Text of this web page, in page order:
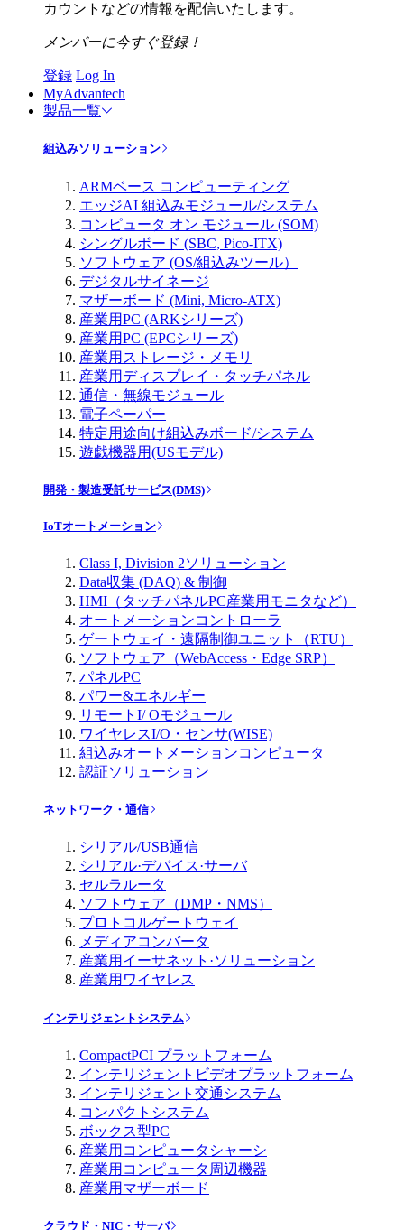
カウントなどの情報を配信いたします。
メンバーに今すぐ登録！
登録 Log In
MyAdvantech
製品一覧
組込みソリューション
ARMベース コンピューティング
エッジAI 組込みモジュール/システム
コンピュータ オン モジュール (SOM)
シングルボード (SBC, Pico-ITX)
ソフトウェア (OS/組込みツール）
デジタルサイネージ
マザーボード (Mini, Micro-ATX)
産業用PC (ARKシリーズ)
産業用PC (EPCシリーズ)
産業用ストレージ・メモリ
産業用ディスプレイ・タッチパネル
通信・無線モジュール
電子ペーパー
特定用途向け組込みボード/システム
遊戯機器用(USモデル)
開発・製造受託サービス(DMS)
IoTオートメーション
Class I, Division 2ソリューション
Data収集 (DAQ) & 制御
HMI（タッチパネルPC産業用モニタなど）
オートメーションコントローラ
ゲートウェイ・遠隔制御ユニット（RTU）
ソフトウェア（WebAccess・Edge SRP）
パネルPC
パワー&エネルギー
リモートI/ Oモジュール
ワイヤレスI/O・センサ(WISE)
組込みオートメーションコンピュータ
認証ソリューション
ネットワーク・通信
シリアル/USB通信
シリアル·デバイス·サーバ
セルラルータ
ソフトウェア（DMP・NMS）
プロトコルゲートウェイ
メディアコンバータ
産業用イーサネット·ソリューション
産業用ワイヤレス
インテリジェントシステム
CompactPCI プラットフォーム
インテリジェントビデオプラットフォーム
インテリジェント交通システム
コンパクトシステム
ボックス型PC
産業用コンピュータシャーシ
産業用コンピュータ周辺機器
産業用マザーボード
クラウド・NIC・サーバ